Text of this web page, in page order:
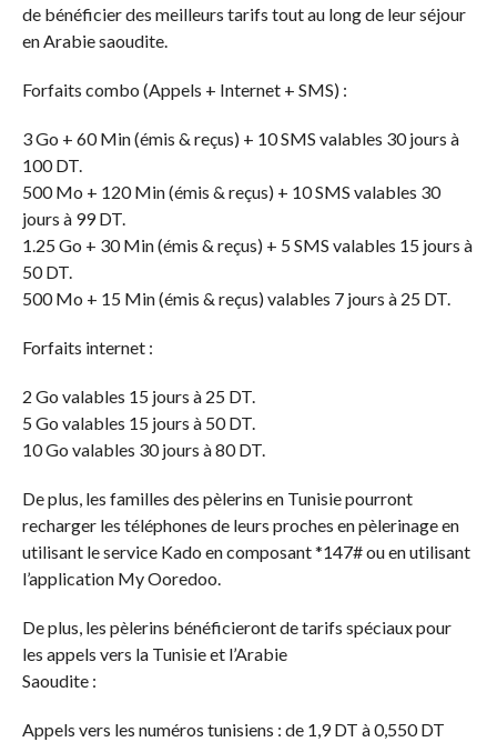
de bénéficier des meilleurs tarifs tout au long de leur séjour
en Arabie saoudite.
Forfaits combo (Appels + Internet + SMS) :
3 Go + 60 Min (émis & reçus) + 10 SMS valables 30 jours à
100 DT.
500 Mo + 120 Min (émis & reçus) + 10 SMS valables 30
jours à 99 DT.
1.25 Go + 30 Min (émis & reçus) + 5 SMS valables 15 jours à
50 DT.
500 Mo + 15 Min (émis & reçus) valables 7 jours à 25 DT.
Forfaits internet :
2 Go valables 15 jours à 25 DT.
5 Go valables 15 jours à 50 DT.
10 Go valables 30 jours à 80 DT.
De plus, les familles des pèlerins en Tunisie pourront
recharger les téléphones de leurs proches en pèlerinage en
utilisant le service Kado en composant *147# ou en utilisant
l’application My Ooredoo.
De plus, les pèlerins bénéficieront de tarifs spéciaux pour
les appels vers la Tunisie et l’Arabie
Saoudite :
Appels vers les numéros tunisiens : de 1,9 DT à 0,550 DT